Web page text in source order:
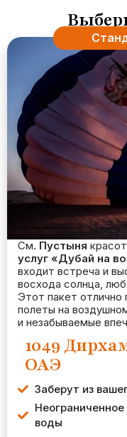
См. Пустыня
услуг «Дубай на
входит встреча и
восхода солнца,
Этот пакет
полеты на
и незабываемые
1049
ОАЭ
Заберут из
воды